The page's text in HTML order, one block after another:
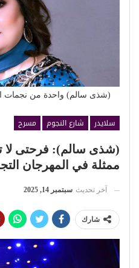
(شذى سالم) واحدة من نجمات
سلايدر شارع النجوم
مسرح
(شذى سالم): فرحتى لا
ممثلة في المهرجان
آخر تحديث سبتمبر 14, 2025
شارك